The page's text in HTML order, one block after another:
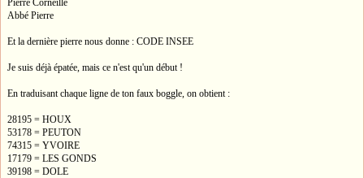
Abbé Pierre
Et la dernière pierre nous donne : CODE INSEE
Je suis déjà épatée, mais ce n'est qu'un début !
En traduisant chaque ligne de ton faux boggle, on obtient :
28195 = HOUX
53178 = PEUTON
74315 = YVOIRE
17179 = LES GONDS
39198 = DOLE